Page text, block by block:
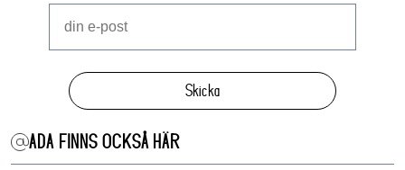
Skicka
ADA FINNS OCKSÅ HÄR